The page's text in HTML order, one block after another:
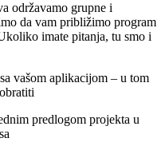
održavamo grupne i
da vam približimo program
imate pitanja, tu smo i
vašom aplikacijom – u tom
predlogom projekta u